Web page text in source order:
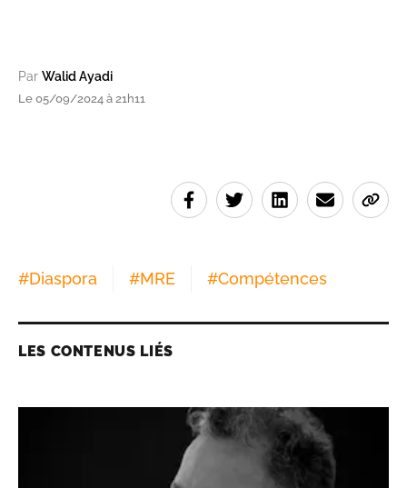
Par Walid Ayadi
Le 05/09/2024 à 21h11
#Diaspora #MRE #Compétences
LES CONTENUS LIÉS